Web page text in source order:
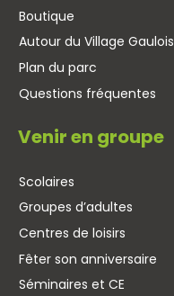
Boutique
Autour du Village Gaulois
Plan du parc
Questions fréquentes
Venir en groupe
Scolaires
Groupes d’adultes
Centres de loisirs
Fêter son anniversaire
Séminaires et CE